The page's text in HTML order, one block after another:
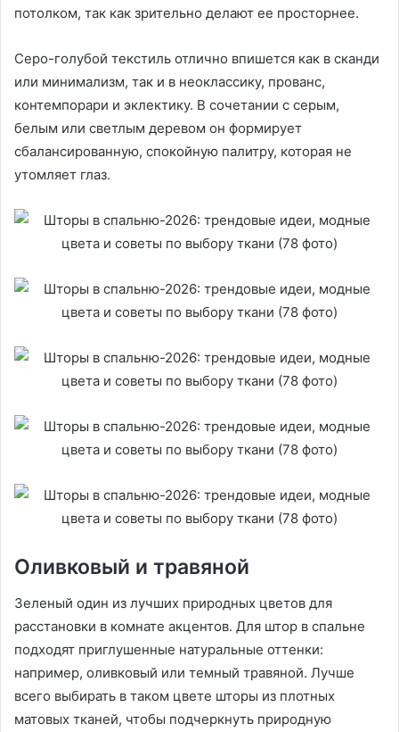
потолком, так как зрительно делают ее просторнее.
Серо-голубой текстиль отлично впишется как в сканди
или минимализм, так и в неоклассику, прованс,
контемпорари и эклектику. В сочетании с серым,
белым или светлым деревом он формирует
сбалансированную, спокойную палитру, которая не
утомляет глаз.
Оливковый и травяной
Зеленый один из лучших природных цветов для
расстановки в комнате акцентов. Для штор в спальне
подходят приглушенные натуральные оттенки:
например, оливковый или темный травяной. Лучше
всего выбирать в таком цвете шторы из плотных
матовых тканей, чтобы подчеркнуть природную